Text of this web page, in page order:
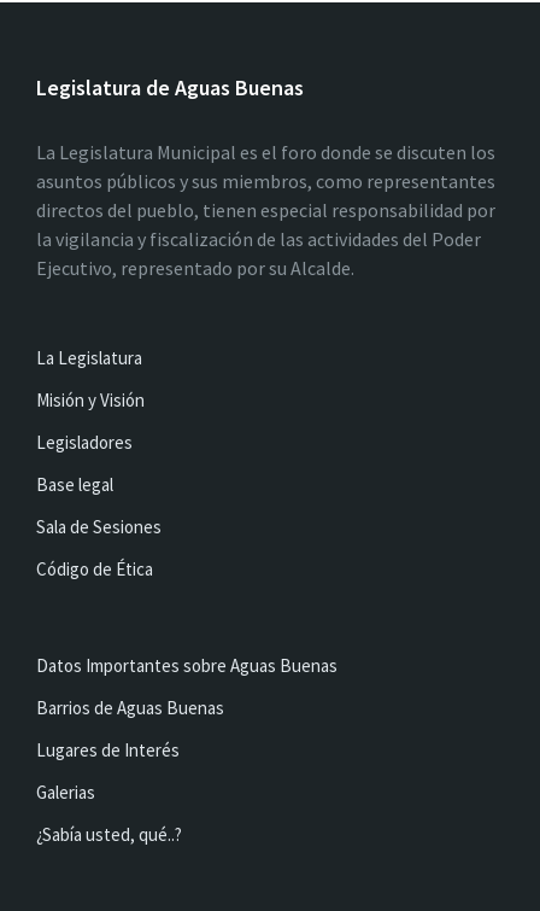
Legislatura de Aguas Buenas
La Legislatura Municipal es el foro donde se discuten los
asuntos públicos y sus miembros, como representantes
directos del pueblo, tienen especial responsabilidad por
la vigilancia y fiscalización de las actividades del Poder
Ejecutivo, representado por su Alcalde.
La Legislatura
Misión y Visión
Legisladores
Base legal
Sala de Sesiones
Código de Ética
Datos Importantes sobre Aguas Buenas
Barrios de Aguas Buenas
Lugares de Interés
Galerias
¿Sabía usted, qué..?